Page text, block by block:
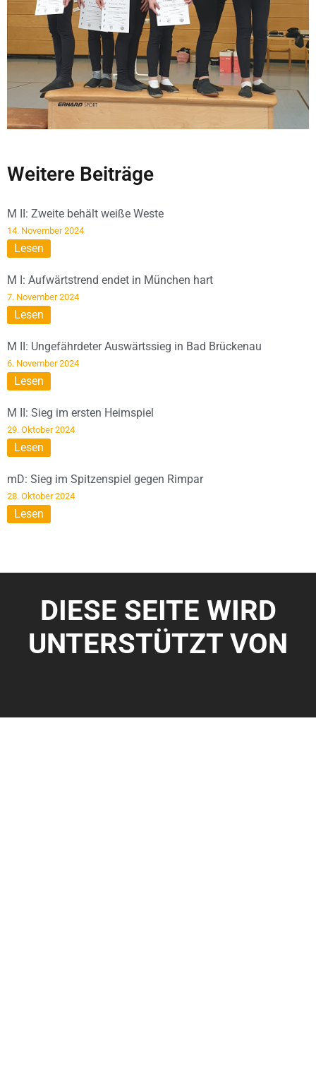
Weitere Beiträge
M II: Zweite behält weiße Weste
14. November 2024
Lesen
M I: Aufwärtstrend endet in München hart
7. November 2024
Lesen
M II: Ungefährdeter Auswärtssieg in Bad Brückenau
6. November 2024
Lesen
M II: Sieg im ersten Heimspiel
29. Oktober 2024
Lesen
mD: Sieg im Spitzenspiel gegen Rimpar
28. Oktober 2024
Lesen
DIESE SEITE WIRD
UNTERSTÜTZT VON